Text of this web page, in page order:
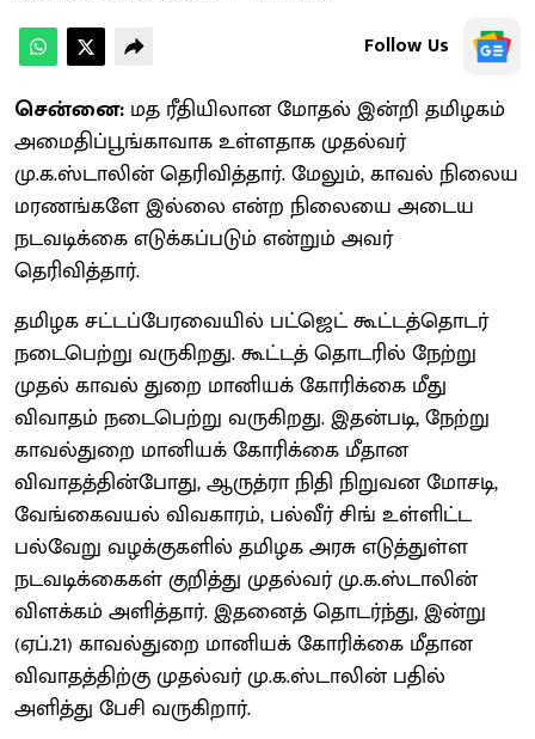
Follow Us
சென்னை: மத ரீதியிலான மோதல் இன்றி தமிழகம்
அமைதிப்பூங்காவாக உள்ளதாக முதல்வர்
மு.க.ஸ்டாலின் தெரிவித்தார். மேலும், காவல் நிலைய
மரணங்களே இல்லை என்ற நிலையை அடைய
நடவடிக்கை எடுக்கப்படும் என்றும் அவர்
தெரிவித்தார்.
தமிழக சட்டப்பேரவையில் பட்ஜெட் கூட்டத்தொடர்
நடைபெற்று வருகிறது. கூட்டத் தொடரில் நேற்று
முதல் காவல் துறை மானியக் கோரிக்கை மீது
விவாதம் நடைபெற்று வருகிறது. இதன்படி, நேற்று
காவல்துறை மானியக் கோரிக்கை மீதான
விவாதத்தின்போது, ஆருத்ரா நிதி நிறுவன மோசடி,
வேங்கைவயல் விவகாரம், பல்வீர் சிங் உள்ளிட்ட
பல்வேறு வழக்குகளில் தமிழக அரசு எடுத்துள்ள
நடவடிக்கைகள் குறித்து முதல்வர் மு.க.ஸ்டாலின்
விளக்கம் அளித்தார். இதனைத் தொடர்ந்து, இன்று
(ஏப்.21) காவல்துறை மானியக் கோரிக்கை மீதான
விவாதத்திற்கு முதல்வர் மு.க.ஸ்டாலின் பதில்
அளித்து பேசி வருகிறார்.